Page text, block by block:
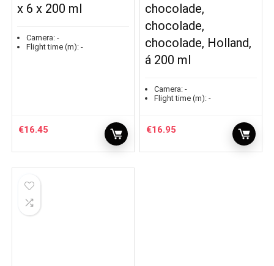
x 6 x 200 ml
Camera: -
Flight time (m): -
€16.45
chocolade,
chocolade,
chocolade, Holland,
á 200 ml
Camera: -
Flight time (m): -
€16.95